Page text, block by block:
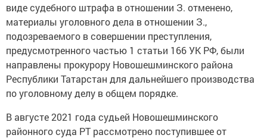
виде судебного штрафа в отношении З. отменено,
материалы уголовного дела в отношении З.,
подозреваемого в совершении преступления,
предусмотренного частью 1 статьи 166 УК РФ, были
направлены прокурору Новошешминского района
Республики Татарстан для дальнейшего производства
по уголовному делу в общем порядке.
В августе 2021 года судьей Новошешминского
районного суда РТ рассмотрено поступившее от